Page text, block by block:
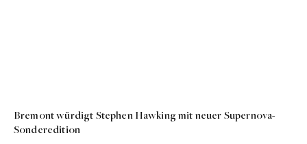
Bremont würdigt Stephen Hawking mit neuer Supernova-
Sonderedition